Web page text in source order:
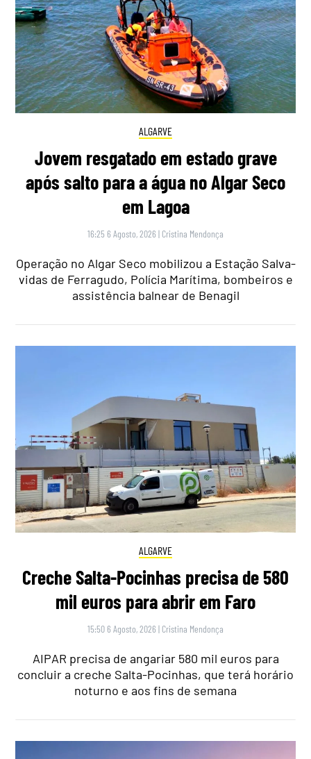
ALGARVE
Jovem resgatado em estado grave
após salto para a água no Algar Seco
em Lagoa
16:25 6 Agosto, 2026 | Cristina Mendonça
Operação no Algar Seco mobilizou a Estação Salva-
vidas de Ferragudo, Polícia Marítima, bombeiros e
assistência balnear de Benagil
ALGARVE
Creche Salta-Pocinhas precisa de 580
mil euros para abrir em Faro
15:50 6 Agosto, 2026 | Cristina Mendonça
AIPAR precisa de angariar 580 mil euros para
concluir a creche Salta-Pocinhas, que terá horário
noturno e aos fins de semana